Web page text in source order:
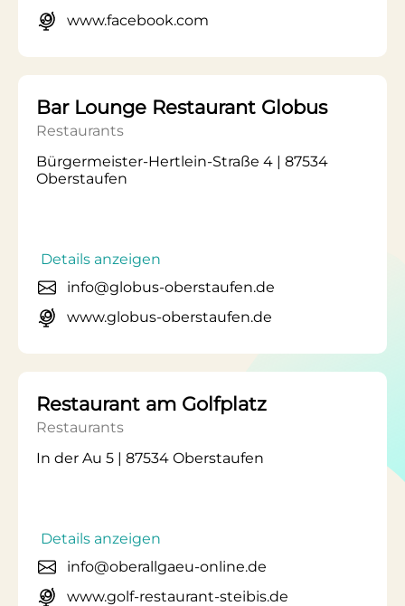
www.facebook.com
Bar Lounge Restaurant Globus
Restaurants
Bürgermeister-Hertlein-Straße 4 | 87534
Oberstaufen
Details anzeigen
info@globus-oberstaufen.de
www.globus-oberstaufen.de
Restaurant am Golfplatz
Restaurants
In der Au 5 | 87534 Oberstaufen
Details anzeigen
info@oberallgaeu-online.de
www.golf-restaurant-steibis.de